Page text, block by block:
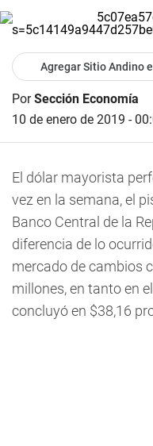
Agregar Sitio Andino
PorSección Economía
10 de enero de 2019 -
El dólar mayorista
vez en la semana, el
Banco Central de la
diferencia de lo
mercado de cambios
millones, en tanto en
concluyó en $38,16